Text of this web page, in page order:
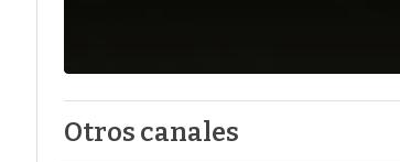
Otros canales